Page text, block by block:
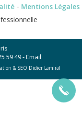
- Mentions Légales
59 49-Email
& SEO Didier Lamiral